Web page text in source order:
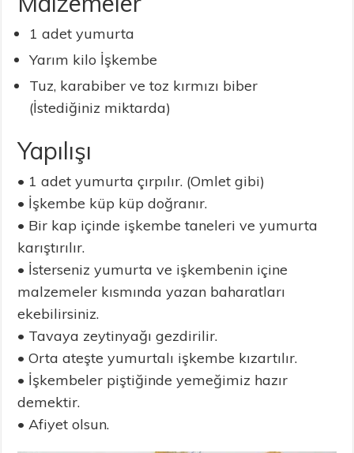
1 adet yumurta
Yarım kilo İşkembe
Tuz, karabiber ve toz kırmızı biber
(İstediğiniz miktarda)
Yapılışı
• 1 adet yumurta çırpılır. (Omlet gibi)
• İşkembe küp küp doğranır.
• Bir kap içinde işkembe taneleri ve yumurta
karıştırılır.
• İsterseniz yumurta ve işkembenin içine
malzemeler kısmında yazan baharatları
ekebilirsiniz.
• Tavaya zeytinyağı gezdirilir.
• Orta ateşte yumurtalı işkembe kızartılır.
• İşkembeler piştiğinde yemeğimiz hazır
demektir.
• Afiyet olsun.